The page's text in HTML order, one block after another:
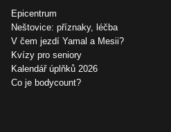
Epicentrum
Neštovice: příznaky, léčba
V čem jezdí Yamal a Mesii?
Kvízy pro seniory
Kalendář úplňků 2026
Co je bodycount?